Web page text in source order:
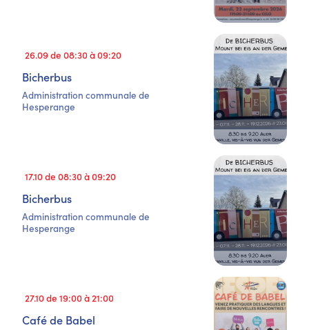
26.09 de 08:30 à 09:20
Bicherbus
Administration communale de
Hesperange
17.10 de 08:30 à 09:20
Bicherbus
Administration communale de
Hesperange
27.10 de 19:00 à 21:00
Café de Babel